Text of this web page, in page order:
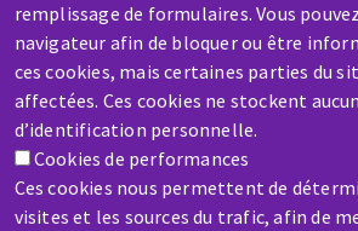
remplissage de formulaires. Vous
navigateur afin de bloquer ou être
ces cookies, mais certaines parties du
affectées. Ces cookies ne stockent
d’identification personnelle.
Cookies de performances
Ces cookies nous permettent de
visites et les sources du trafic, afin de
SAV /
Une machine cassée ?
Contactez-nous